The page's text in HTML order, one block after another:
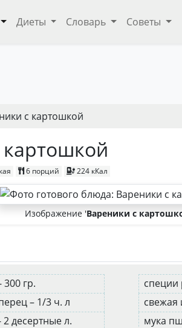
Диеты Словарь Советы
с картошкой
6 порций 224 кКал
Изображение 'Вареники с
гр.
– 1/3 ч. л
десертные л.
специи
свежая
мука